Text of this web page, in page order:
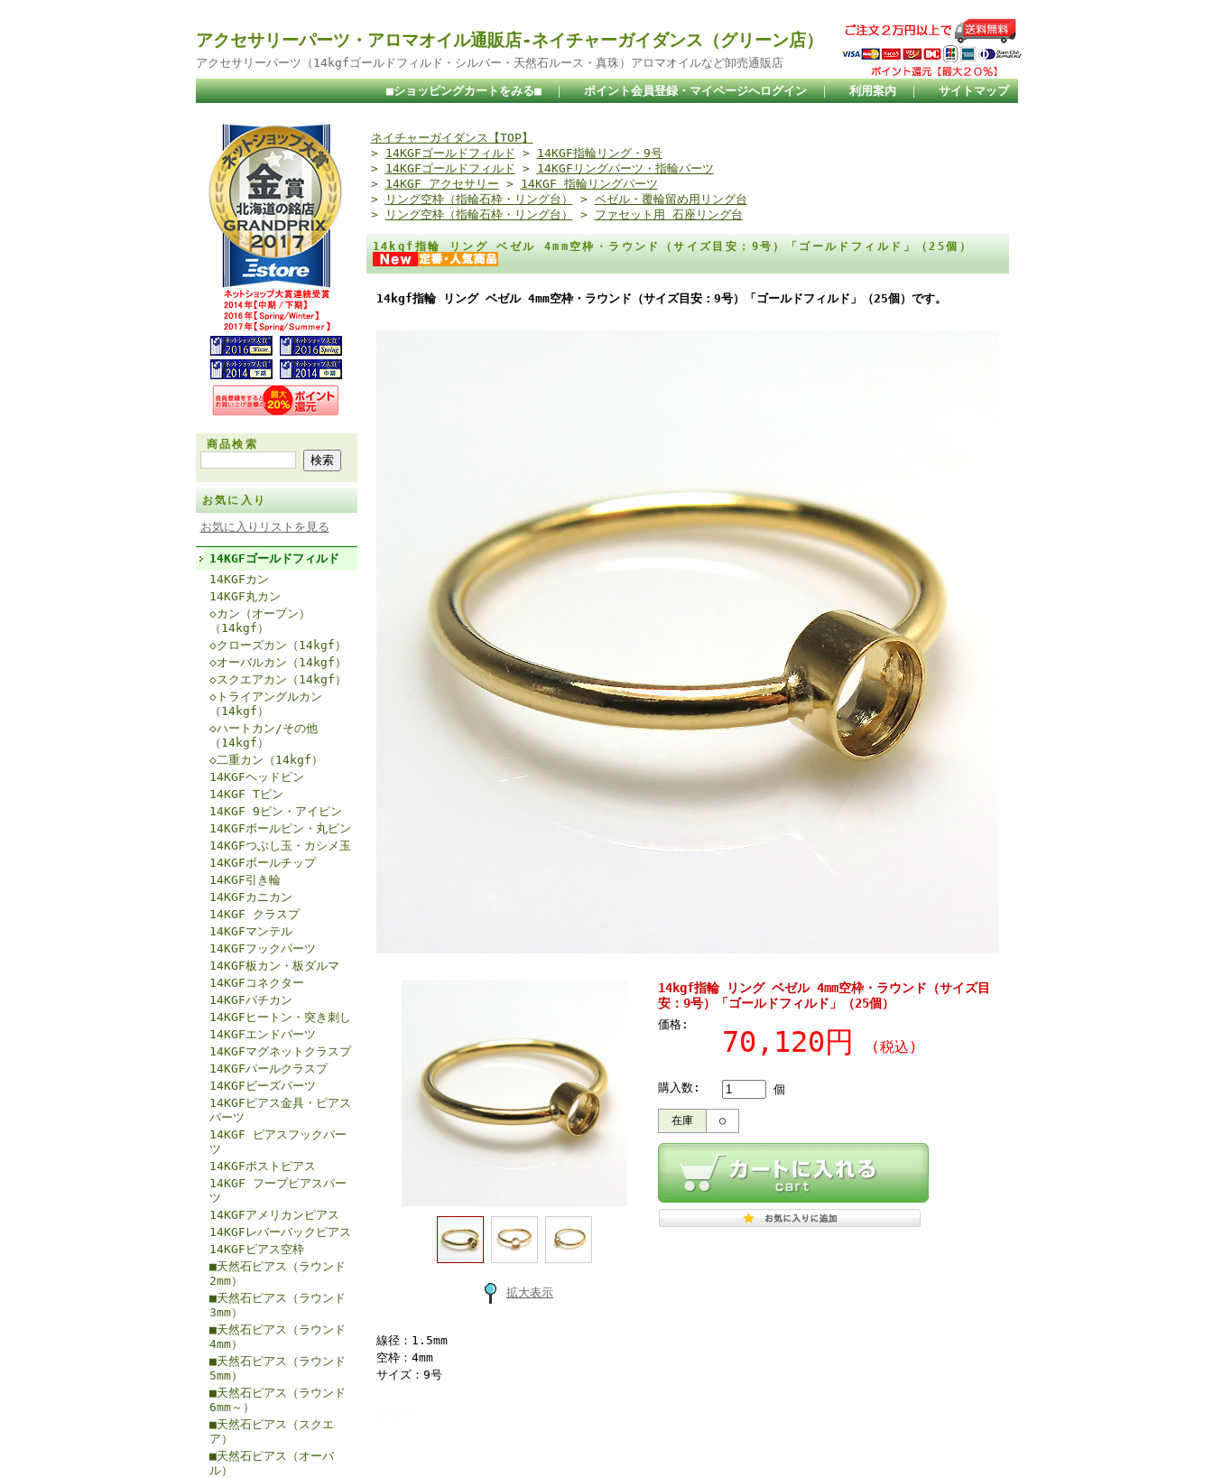
アクセサリーパーツ・アロマオイル通販店-ネイチャーガイダンス（グリーン店）
アクセサリーパーツ（14kgfゴールドフィルド・シルバー・天然石ルース・真珠）アロマオイルなど卸売通販店
■ショッピングカートをみる■ ｜ ポイント会員登録・マイページへログイン ｜ 利用案内 ｜ サイトマップ
商品検索
お気に入り
お気に入りリストを見る
14KGFゴールドフィルド
14KGFカン
14KGF丸カン
◇カン（オープン）
（14kgf）
◇クローズカン（14kgf）
◇オーバルカン（14kgf）
◇スクエアカン（14kgf）
◇トライアングルカン
（14kgf）
◇ハートカン/その他
（14kgf）
◇二重カン（14kgf）
14KGFヘッドピン
14KGF Tピン
14KGF 9ピン・アイピン
14KGFボールピン・丸ピン
14KGFつぶし玉・カシメ玉
14KGFボールチップ
14KGF引き輪
14KGFカニカン
14KGF クラスプ
14KGFマンテル
14KGFフックパーツ
14KGF板カン・板ダルマ
14KGFコネクター
14KGFバチカン
14KGFヒートン・突き刺し
14KGFエンドパーツ
14KGFマグネットクラスプ
14KGFパールクラスプ
14KGFビーズパーツ
14KGFピアス金具・ピアス
パーツ
14KGF ピアスフックパー
ツ
14KGFポストピアス
14KGF フープピアスパー
ツ
14KGFアメリカンピアス
14KGFレバーバックピアス
14KGFピアス空枠
■天然石ピアス（ラウンド
2mm）
■天然石ピアス（ラウンド
3mm）
■天然石ピアス（ラウンド
4mm）
■天然石ピアス（ラウンド
5mm）
■天然石ピアス（ラウンド
6mm～）
■天然石ピアス（スクエ
ア）
■天然石ピアス（オーバ
ル）
ネイチャーガイダンス【TOP】
> 14KGFゴールドフィルド > 14KGF指輪リング・9号
> 14KGFゴールドフィルド > 14KGFリングパーツ・指輪パーツ
> 14KGF アクセサリー > 14KGF 指輪リングパーツ
>
リング空枠（指輪石枠・リング台） > ベゼル・覆輪留め用リング台
>
リング空枠（指輪石枠・リング台） > ファセット用 石座リング台
14kgf指輪 リング ベゼル 4mm空枠・ラウンド（サイズ目安：9号）「ゴールドフィルド」（25個）
14kgf指輪 リング ベゼル 4mm空枠・ラウンド（サイズ目安：9号）「ゴールドフィルド」（25個）です。
拡大表示
14kgf指輪 リング ベゼル 4mm空枠・ラウンド（サイズ目
安：9号）「ゴールドフィルド」（25個）
価格:
70,120円 (税込)
購入数: 個
在庫 ○
線径：1.5mm
空枠：4mm
サイズ：9号